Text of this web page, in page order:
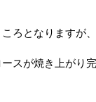
ろとなりますが、
スが焼き上がり